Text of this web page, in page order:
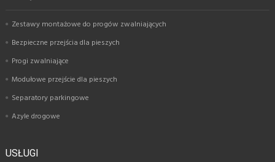
Zestawy montażowe do progów zwalniających
Bezpieczne przejścia dla pieszych
Progi zwalniające
Modułowe przejście dla pieszych
Separatory parkingowe
Azyle drogowe
USŁUGI